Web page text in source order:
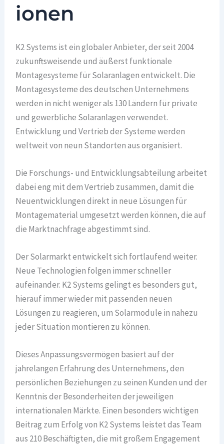
ionen
K2 Systems ist ein globaler Anbieter, der seit 2004
zukunftsweisende und äußerst funktionale
Montagesysteme für Solaranlagen entwickelt. Die
Montagesysteme des deutschen Unternehmens
werden in nicht weniger als 130 Ländern für private
und gewerbliche Solaranlagen verwendet.
Entwicklung und Vertrieb der Systeme werden
weltweit von neun Standorten aus organisiert.
Die Forschungs- und Entwicklungsabteilung arbeitet
dabei eng mit dem Vertrieb zusammen, damit die
Neuentwicklungen direkt in neue Lösungen für
Montagematerial umgesetzt werden können, die auf
die Marktnachfrage abgestimmt sind.
Der Solarmarkt entwickelt sich fortlaufend weiter.
Neue Technologien folgen immer schneller
aufeinander. K2 Systems gelingt es besonders gut,
hierauf immer wieder mit passenden neuen
Lösungen zu reagieren, um Solarmodule in nahezu
jeder Situation montieren zu können.
Dieses Anpassungsvermögen basiert auf der
jahrelangen Erfahrung des Unternehmens, den
persönlichen Beziehungen zu seinen Kunden und der
Kenntnis der Besonderheiten der jeweiligen
internationalen Märkte. Einen besonders wichtigen
Beitrag zum Erfolg von K2 Systems leistet das Team
aus 210 Beschäftigten, die mit großem Engagement